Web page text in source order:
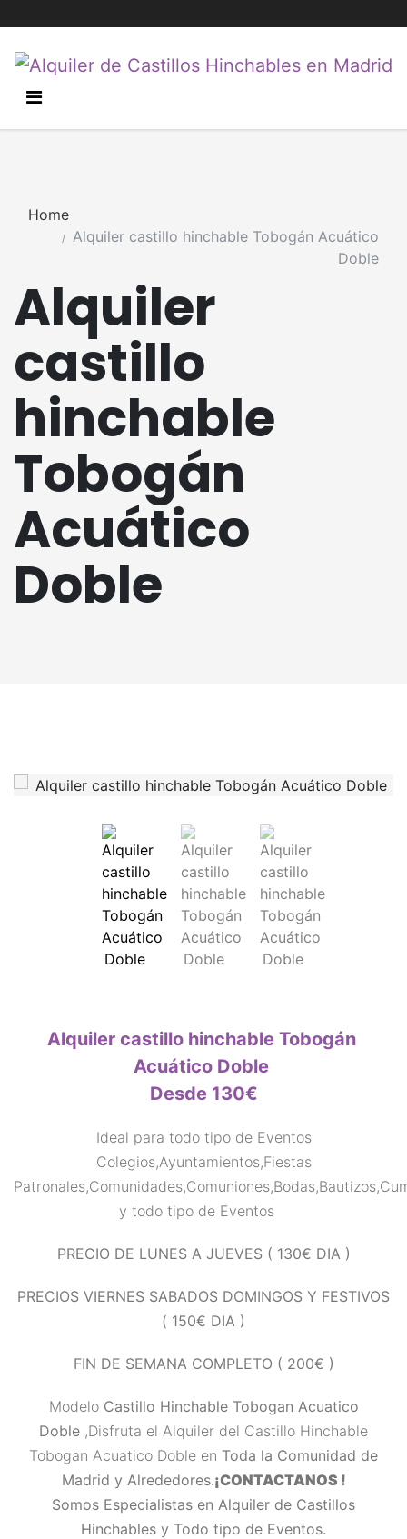
Alquiler
castillo
hinchable
Tobogán
Acuático
Doble
Home
Alquiler castillo hinchable Tobogán Acuático
Doble
Alquiler castillo hinchable Tobogán
Acuático Doble
Desde 130€
Ideal para todo tipo de Eventos
Colegios,Ayuntamientos,Fiestas
y todo tipo de Eventos
PRECIO DE LUNES A JUEVES ( 130€ DIA )
PRECIOS VIERNES SABADOS DOMINGOS Y FESTIVOS
( 150€ DIA )
FIN DE SEMANA COMPLETO ( 200€ )
ModeloCastillo Hinchable Tobogan Acuatico
Doble ,Disfruta el Alquiler del Castillo Hinchable
Tobogan Acuatico Doble en Toda la Comunidad de
Madrid y Alrededores.¡CONTACTANOS !
Somos Especialistas en Alquiler de Castillos
Hinchables y Todo tipo de Eventos.